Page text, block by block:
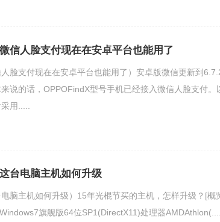
信人脸支付现在在安卓平台也能用了
脸支付现在在安卓平台也能用了）安卓版微信更新到
说的话，OPPOFindX型号手机已经接入微信人脸支付。​
用.....
台电脑主机如何升级
脑主机如何升级）15年光棍节买的主机，怎样升级？[概
旗舰版64位SP1(DirectX11)处理器AMDAthlon(.....